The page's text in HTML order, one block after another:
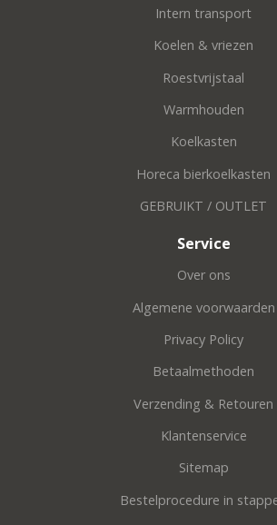
Intern transport
Koelen & vriezen
Roestvrijstaal
Warmhouden
Koelkasten
Horeca bierkoelkasten
GEBRUIKT / OUTLET
Service
Over ons
Algemene voorwaarden
Privacy Policy
Betaalmethoden
Verzending & Retouren
Klantenservice
Sitemap
Bestelprocedure in